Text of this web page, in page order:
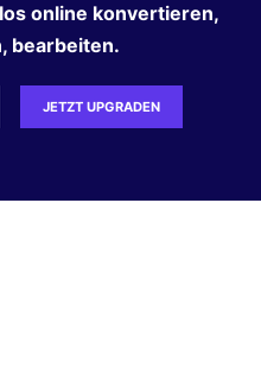
online konvertieren,
bearbeiten.
JETZT UPGRADEN